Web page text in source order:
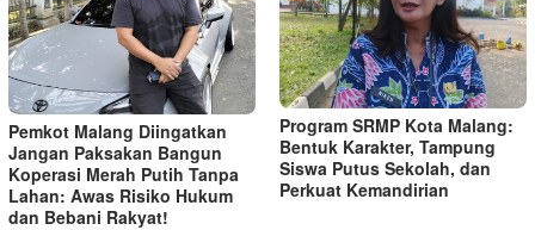
Pemkot Malang Diingatkan
Jangan Paksakan Bangun
Koperasi Merah Putih Tanpa
Lahan: Awas Risiko Hukum
dan Bebani Rakyat!
Program SRMP Kota Malang:
Bentuk Karakter, Tampung
Siswa Putus Sekolah, dan
Perkuat Kemandirian